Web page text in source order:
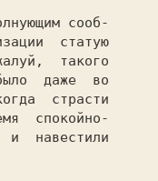
сооб-
статую
такого
даже  во
страсти
спокойно-
и  навестили